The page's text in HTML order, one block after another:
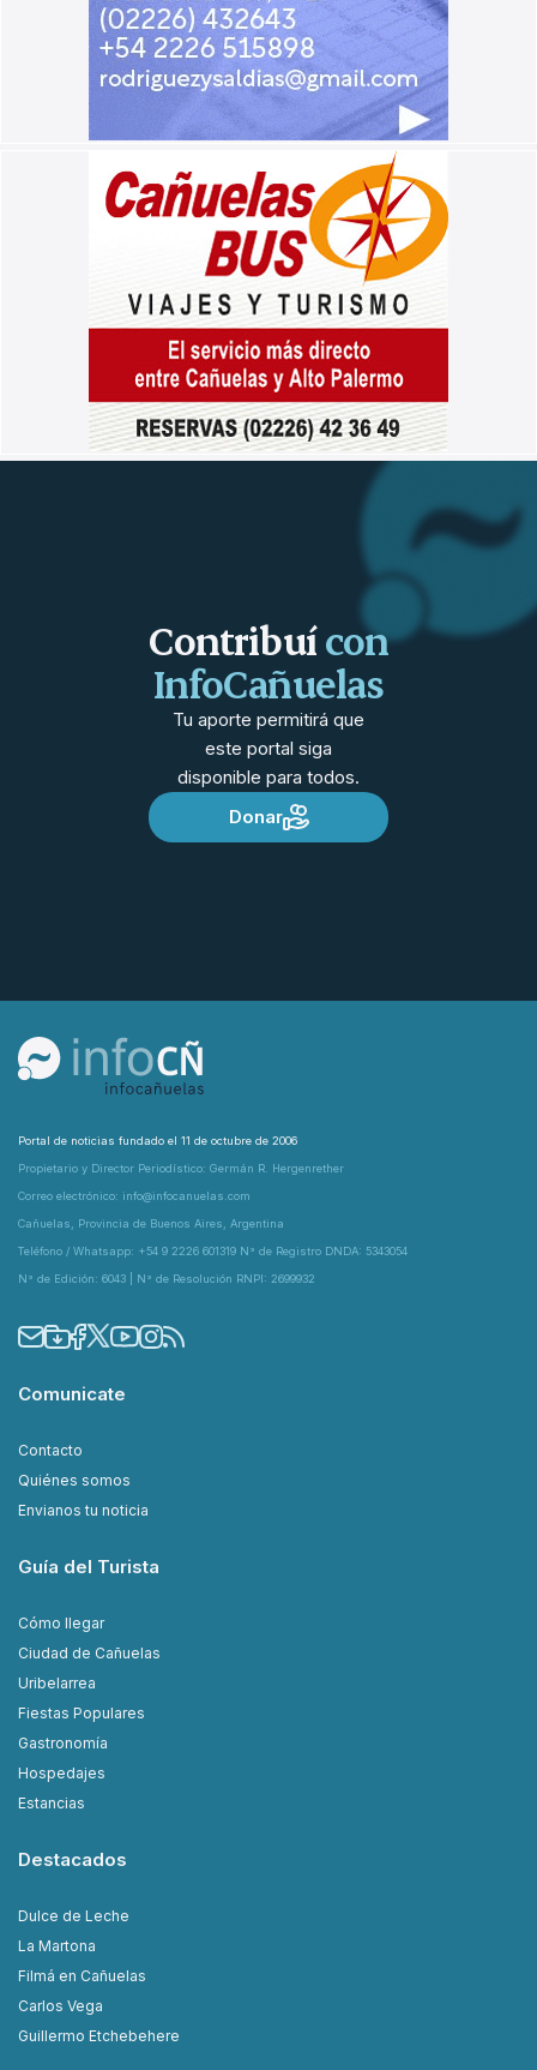
Contribuícon
InfoCañuelas
Tu aporte permitirá que
este portal siga
disponible para todos.
Donar
Portal de noticias fundado el 11 de octubre de 2006
Propietario y Director Periodístico: Germán R. Hergenrether
Correo electrónico: info@infocanuelas.com
Cañuelas, Provincia de Buenos Aires, Argentina
Teléfono / Whatsapp: +54 9 2226 601319 N° de Registro DNDA: 5343054
N° de Edición: 6043 | N° de Resolución RNPI: 2699932
Comunicate
Contacto
Quiénes somos
Envianos tu noticia
Guía del Turista
Cómo llegar
Ciudad de Cañuelas
Uribelarrea
Fiestas Populares
Gastronomía
Hospedajes
Estancias
Destacados
Dulce de Leche
La Martona
Filmá en Cañuelas
Carlos Vega
Guillermo Etchebehere